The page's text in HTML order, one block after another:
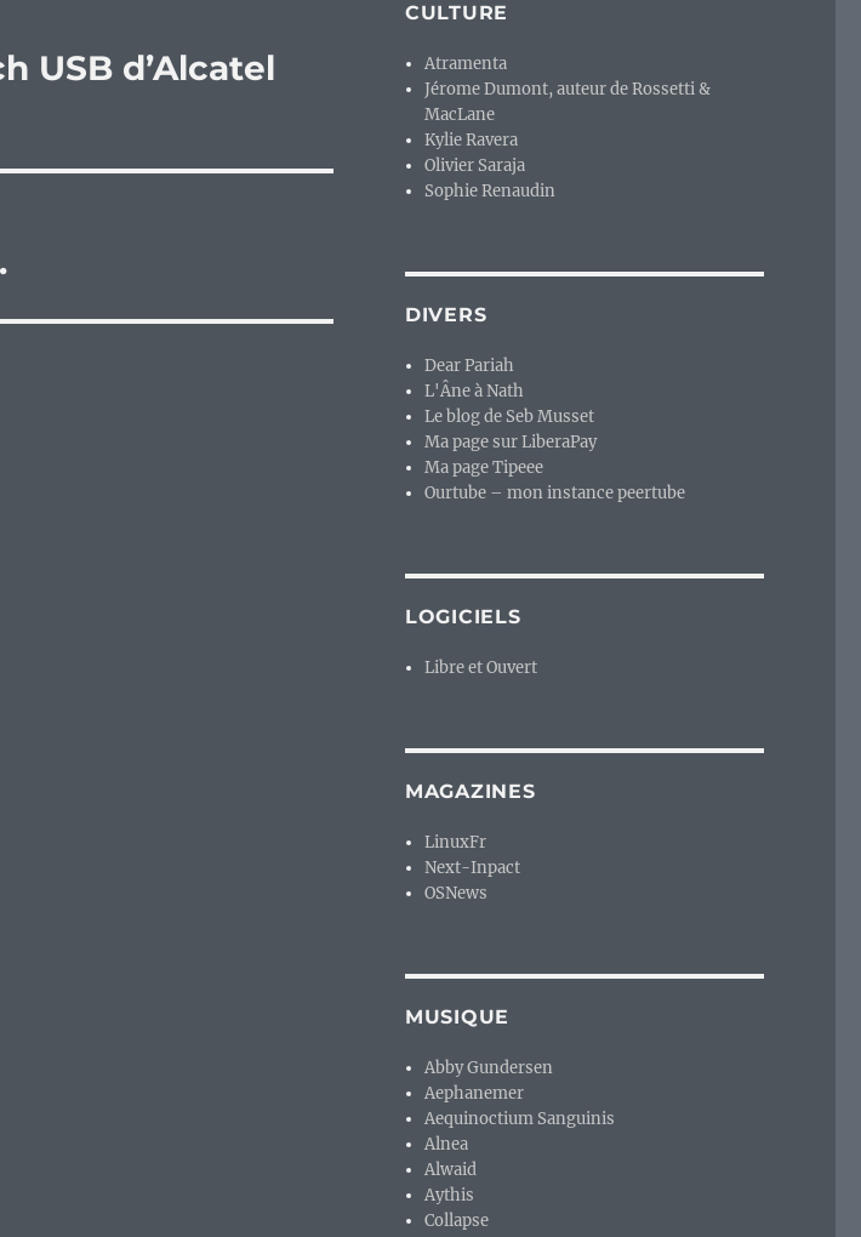
USB d’Alcatel
CULTURE
Atramenta
Jérome Dumont, auteur de Rossetti &
MacLane
Kylie Ravera
Olivier Saraja
Sophie Renaudin
DIVERS
Dear Pariah
L'Âne à Nath
Le blog de Seb Musset
Ma page sur LiberaPay
Ma page Tipeee
Ourtube – mon instance peertube
LOGICIELS
Libre et Ouvert
MAGAZINES
LinuxFr
Next-Inpact
OSNews
MUSIQUE
Abby Gundersen
Aephanemer
Aequinoctium Sanguinis
Alnea
Alwaid
Aythis
Collapse